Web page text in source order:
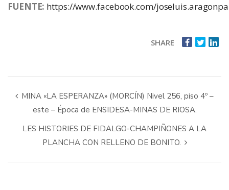
FUENTE: https://www.facebook.com/
SHARE
MINA «LA ESPERANZA» (MORCÍN) Nivel 256, piso 4º –
este – Época de ENSIDESA-MINAS DE RIOSA.
LES HISTORIES DE FIDALGO-CHAMPIÑONES A LA
PLANCHA CON RELLENO DE BONITO.